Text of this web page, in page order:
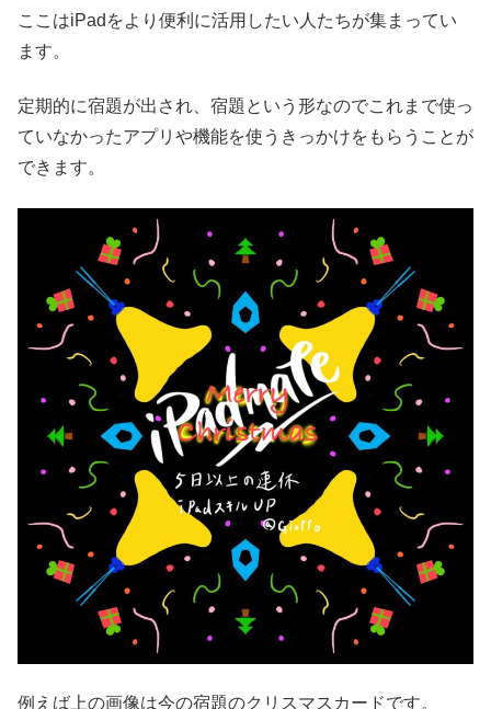
ここはiPadをより便利に活用したい人たちが集まってい
ます。
定期的に宿題が出され、宿題という形なのでこれまで使っ
ていなかったアプリや機能を使うきっかけをもらうことが
できます。
例えば上の画像は今の宿題のクリスマスカードです。